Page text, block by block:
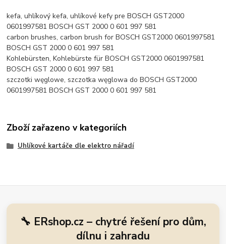
kefa, uhlíkový kefa, uhlíkové kefy pre BOSCH GST2000
0601997581 BOSCH GST 2000 0 601 997 581
carbon brushes, carbon brush for BOSCH GST2000 0601997581
BOSCH GST 2000 0 601 997 581
Kohlebürsten, Kohlebürste für BOSCH GST2000 0601997581
BOSCH GST 2000 0 601 997 581
szczotki węglowe, szczotka węglowa do BOSCH GST2000
0601997581 BOSCH GST 2000 0 601 997 581
Zboží zařazeno v kategoriích
Uhlíkové kartáče dle elektro nářadí
🔧 ERshop.cz – chytré řešení pro dům,
dílnu i zahradu